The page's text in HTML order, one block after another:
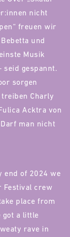
nicht
freuen wir
und
Musik
seid gespannt.
sorgen
Charly
Acktra von
man nicht
end of 2024 we
Festival crew
place from
got a little
rave in